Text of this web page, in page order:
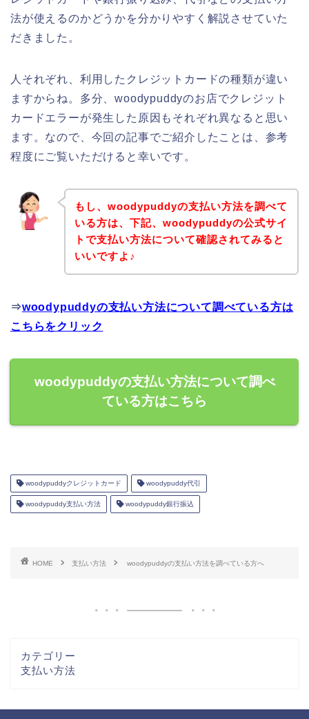
法が使えるのかどうかを分かりやすく解説させていた
だきました。
人それぞれ、利用したクレジットカードの種類が違い
ますからね。多分、woodypuddyのお店でクレジット
カードエラーが発生した原因もそれぞれ異なると思い
ます。なので、今回の記事でご紹介したことは、参考
程度にご覧いただけると幸いです。
もし、woodypuddyの支払い方法を調べて
いる方は、下記、woodypuddyの公式サイ
トで支払い方法について確認されてみると
いいですよ♪
⇒woodypuddyの支払い方法について調べている方は
こちらをクリック
woodypuddyの支払い方法について調べ
ている方はこちら
woodypuddyクレジットカード woodypuddy代引
woodypuddy支払い方法 woodypuddy銀行振込
HOME 支払い方法 woodypuddyの支払い方法を調べている方へ
カテゴリー
支払い方法